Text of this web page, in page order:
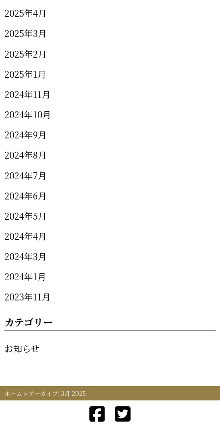
2025年4月
2025年3月
2025年2月
2025年1月
2024年11月
2024年10月
2024年9月
2024年8月
2024年7月
2024年6月
2024年5月
2024年4月
2024年3月
2024年1月
2023年11月
カテゴリー
お知らせ
ホーム » アーカイブ: 3月 2025